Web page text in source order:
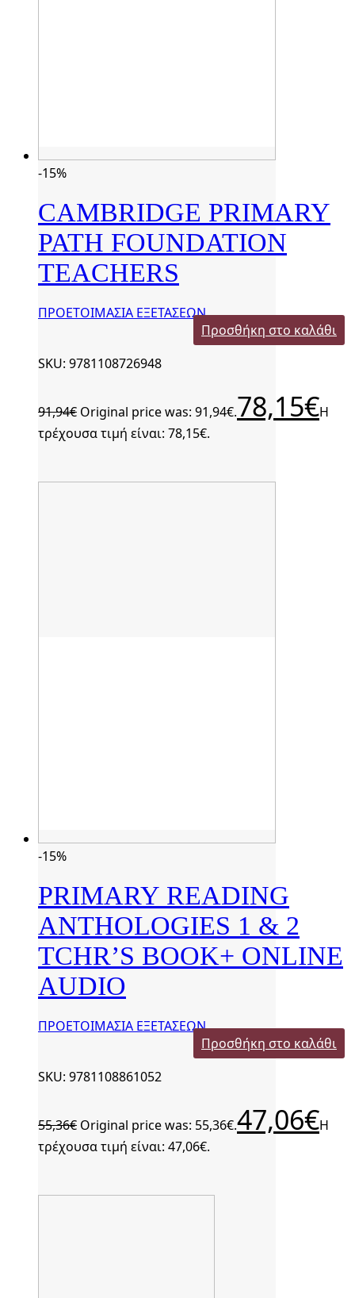
-15%
CAMBRIDGE PRIMARY
PATH FOUNDATION
TEACHERS
ΠΡΟΕΤΟΙΜΑΣΙΑ ΕΞΕΤΑΣΕΩΝ
Προσθήκη στο καλάθι
SKU: 9781108726948
91,94€ Original price was: 91,94€.78,15€Η
τρέχουσα τιμή είναι: 78,15€.
-15%
PRIMARY READING
ANTHOLOGIES 1 & 2
TCHR’S BOOK+ ONLINE
AUDIO
ΠΡΟΕΤΟΙΜΑΣΙΑ ΕΞΕΤΑΣΕΩΝ
Προσθήκη στο καλάθι
SKU: 9781108861052
55,36€ Original price was: 55,36€.47,06€Η
τρέχουσα τιμή είναι: 47,06€.